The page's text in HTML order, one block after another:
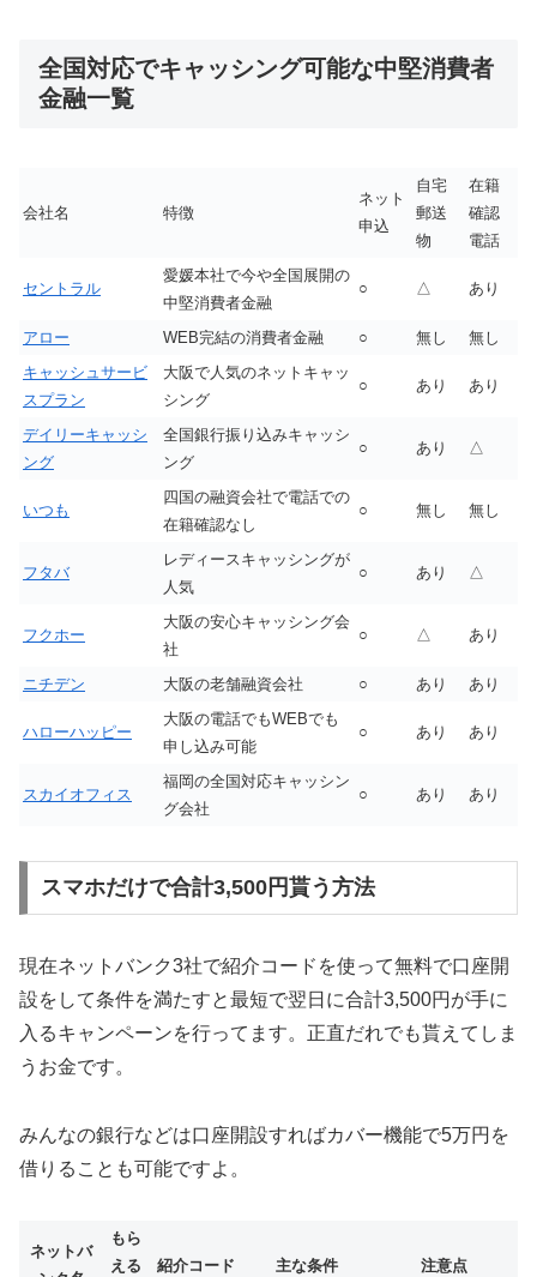
全国対応でキャッシング可能な中堅消費者
金融一覧
会社名 特徴
ネット
申込
自宅
郵送
物
在籍
確認
電話
セントラル
愛媛本社で今や全国展開の
中堅消費者金融
○ △ あり
アロー WEB完結の消費者金融 ○ 無し
無し
キャッシュサービ
スプラン
大阪で人気のネットキャッ
シング
○ あり あり
デイリーキャッシ
ング
全国銀行振り込みキャッシ
ング
○ あり △
いつも
四国の融資会社で電話での
在籍確認なし
○ 無し 無し
フタバ
レディースキャッシングが
人気
○ あり △
フクホー
大阪の安心キャッシング会
社
○ △ あり
ニチデン 大阪の老舗融資会社 ○ あり あり
ハローハッピー
大阪の電話でもWEBでも
申し込み可能
○ あり あり
スカイオフィス
福岡の全国対応キャッシン
グ会社
○ あり あり
スマホだけで合計3,500円貰う方法
現在ネットバンク3社で紹介コードを使って無料で口座開
設をして条件を満たすと最短で翌日に合計3,500円が手に
入るキャンペーンを行ってます。正直だれでも貰えてしま
うお金です。
みんなの銀行などは口座開設すればカバー機能で5万円を
借りることも可能ですよ。
ネットバ
もら
える
紹介コード 主な条件 注意点